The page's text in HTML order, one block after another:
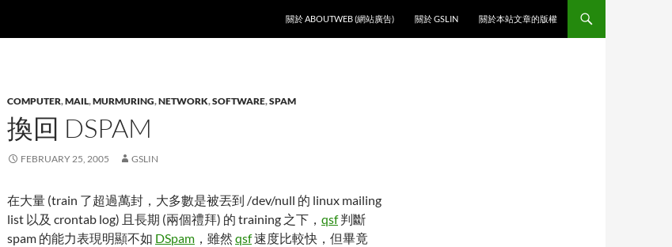
關於 ABOUTWEB (網站廣告)
關於 GSLIN 關於本站文章的版權
COMPUTER,MAIL,MURMURING,NETWORK,SOFTWARE,SPAM
換回 DSPAM
FEBRUARY 25, 2005 GSLIN
在大量 (train 了超過萬封，大多數是被丟到 /dev/null 的 linux mailing
list 以及 crontab log) 且長期 (兩個禮拜) 的 training 之下， qsf判斷
spam 的能力表現明顯不如 DSpam ，雖然 qsf速度比較快，但畢竟